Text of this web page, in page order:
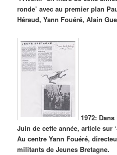
ronde’ avec au premier plan
Héraud, Yann Fouéré, Alain
1972: Dans
Juin de cette année, article sur
Au centre Yann Fouéré,
militants de Jeunes Bretagne.